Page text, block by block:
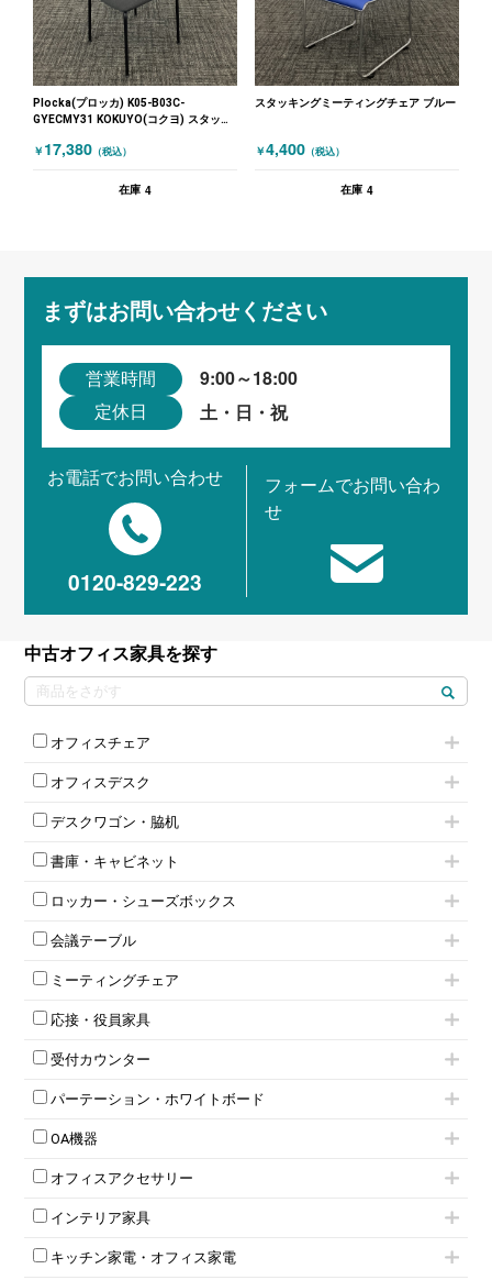
Plocka(プロッカ) K05-B03C-
GYECMY31 KOKUYO(コクヨ) スタッキ
ア グレー
￥ 17,380 （税込）
在庫 4
スタッキングミーティングチェア ブルー
￥4,400 （税込）
在庫 4
まずはお問い合わせください
営業時間 9:00～18:00
定休日 土・日・祝
お電話でお問い合わせ
0120-829-223
フォームでお問い合わ
せ
中古オフィス家具を探す
オフィスチェア
肘無しチェア
役員チェア
高級チェア（多機能チェア）
オフィスチェアその他
オフィスデスク
フリーアドレスデスク（ベンチデスク）
昇降デスク
オフィスデスクその他
両袖机
デスクワゴン・脇机
インワゴン2段
インワゴン3段
脇机
ワゴンその他
書庫・キャビネット
ハイキャビネット
ローキャビネット
両開きキャビネット
スチールキャビネット
上下連結キャビネット
軽量ラック（スチールラック）
収納家具その他
両開書庫
ラテラル書庫
ロッカー・シューズボックス
1人用ロッカー
2人用ロッカー
3人用ロッカー
4人用ロッカー
5人用ロッカー
8人用ロッカー
多人数ロッカー
ダイヤル錠ロッカー
ダイヤル錠ロッカー
ワードローブ・クローゼット
会議テーブル
スタッキングテーブル
ネスティングテーブル
幕板付テーブル
カウンターテーブル
T字脚テーブル
会議テーブルW1200～
会議テーブルW1800～
平行スタックテーブル
会議テーブルその他
ミーティングチェア
キャスター付きミーティングチェア
スタッキングミーティングチェア
テーブル付きミーティングチェア
ネスティングミーティングチェア
折りたたみミーティングチェア
ハイチェア
ミーティングチェアその他
応接・役員家具
応接セット
応接ソファ
応接チェア
応接テーブル
応接・役員家具その他
受付カウンター
ローカウンター
ラウンジカウンター
受付カウンターその他
パーテーション・ホワイトボード
パーテーション
自立タイプパーテーション
パーテーションその他
脚付ホワイトボード
壁掛けホワイトボード
ホワイトボードその他
OA機器
電話機（ビジネスフォン）
シュレッダー
プロジェクター
スクリーン
オフィスアクセサリー
チェア用台車
演台・講演台・演説台
防音パネル
個室ブース
インテリア家具
モールドチェア
ダイニングチェア
キッチン家電・オフィス家電